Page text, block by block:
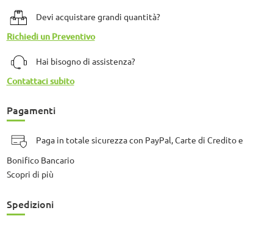
Devi acquistare grandi quantità?
Richiedi un Preventivo
Hai bisogno di assistenza?
Contattaci subito
Pagamenti
Paga in totale sicurezza con PayPal, Carte di Credito e
Bonifico Bancario
Scopri di più
Spedizioni